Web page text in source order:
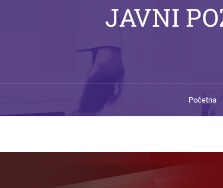
JAVNI
Početna